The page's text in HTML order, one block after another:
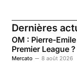
Dernières
OM : Pierre-
Premier League ?
Mercato 8 août 2026